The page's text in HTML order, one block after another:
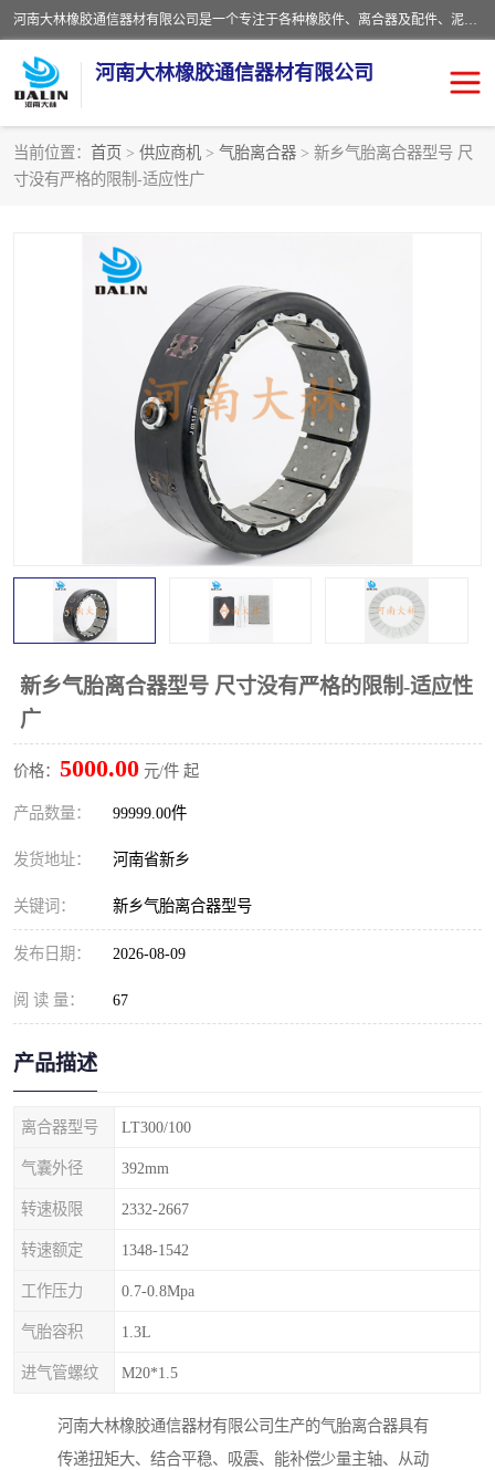
河南大林橡胶通信器材有限公司是一个专注于各种橡胶件、离合器及配件、泥浆泵及配件等产品设计制造和加工的企业。产品应用于矿山、冶金、石油、钢铁、化工、水泥、船舶、造纸、通用机械等各种大功率机械传动或制动装置。
河南大林橡胶通信器材有限公司
当前位置： 首页 > 供应商机 > 气胎离合器 > 新乡气胎离合器型号 尺
寸没有严格的限制-适应性广
新乡气胎离合器型号 尺寸没有严格的限制-适应性
广
价格： 5000.00 元/件 起
产品数量： 99999.00件
发货地址： 河南省新乡
关键词： 新乡气胎离合器型号
发布日期： 2026-08-09
阅 读 量： 67
产品描述
离合器型号 LT300/100
气囊外径 392mm
转速极限 2332-2667
转速额定 1348-1542
工作压力 0.7-0.8Mpa
气胎容积 1.3L
进气管螺纹 M20*1.5
河南大林橡胶通信器材有限公司生产的气胎离合器具有
传递扭矩大、结合平稳、吸震、能补偿少量主轴、从动
推盘离合器
VC离合器
PO隔膜离合器 气胎离合器
泥浆泵空气包胶囊 气动元件
DY隔膜式离合器 CB离合器
实芯轮胎
联轴器
液力端配件